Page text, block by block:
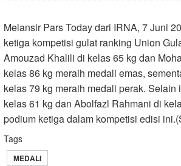
Melansir Pars Today dari IRNA, 7 Juni
ketiga kompetisi gulat ranking Union
Amouzad Khalili di kelas 65 kg dan
kelas 86 kg meraih medali emas,
kelas 79 kg meraih medali perak. Selain
kelas 61 kg dan Abolfazl Rahmani di
podium ketiga dalam kompetisi edisi
Tags
MEDALI